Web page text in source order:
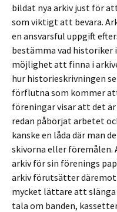
bildat nya arkiv just för
som viktigt att bevara.
en ansvarsful uppgift
bestämma vad
möjlighet att finna i
hur historieskrivningen
förflutna som kommer
föreningar visar att det
redan påbörjat arbetet
kanske en låda där man
skivorna eller
arkiv för sin förenings
arkiv förutsätter
mycket lättare att
tala om banden,